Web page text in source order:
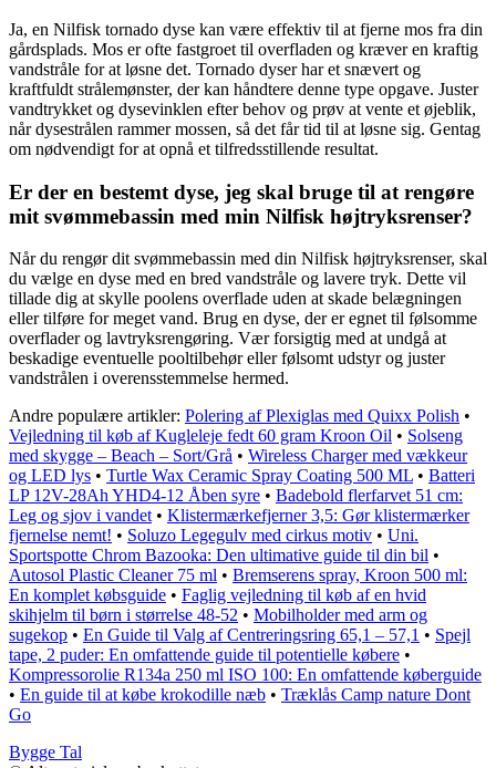
Ja, en Nilfisk tornado dyse kan være effektiv til at fjerne mos fra din
gårdsplads. Mos er ofte fastgroet til overfladen og kræver en kraftig
vandstråle for at løsne det. Tornado dyser har et snævert og
kraftfuldt strålemønster, der kan håndtere denne type opgave. Juster
vandtrykket og dysevinklen efter behov og prøv at vente et øjeblik,
når dysestrålen rammer mossen, så det får tid til at løsne sig. Gentag
om nødvendigt for at opnå et tilfredsstillende resultat.
Er der en bestemt dyse, jeg skal bruge til at rengøre
mit svømmebassin med min Nilfisk højtryksrenser?
Når du rengør dit svømmebassin med din Nilfisk højtryksrenser, skal
du vælge en dyse med en bred vandstråle og lavere tryk. Dette vil
tillade dig at skylle poolens overflade uden at skade belægningen
eller tilføre for meget vand. Brug en dyse, der er egnet til følsomme
overflader og lavtryksrengøring. Vær forsigtig med at undgå at
beskadige eventuelle pooltilbehør eller følsomt udstyr og juster
vandstrålen i overensstemmelse hermed.
Andre populære artikler: Polering af Plexiglas med Quixx Polish •
Vejledning til køb af Kugleleje fedt 60 gram Kroon Oil • Solseng
med skygge – Beach – Sort/Grå • Wireless Charger med vækkeur
og LED lys • Turtle Wax Ceramic Spray Coating 500 ML • Batteri
LP 12V-28Ah YHD4-12 Åben syre • Badebold flerfarvet 51 cm:
Leg og sjov i vandet • Klistermærkefjerner 3,5: Gør klistermærker
fjernelse nemt! • Soluzo Legegulv med cirkus motiv • Uni.
Sportspotte Chrom Bazooka: Den ultimative guide til din bil •
Autosol Plastic Cleaner 75 ml • Bremserens spray, Kroon 500 ml:
En komplet købsguide • Faglig vejledning til køb af en hvid
skihjelm til børn i størrelse 48-52 • Mobilholder med arm og
sugekop • En Guide til Valg af Centreringsring 65,1 – 57,1 • Spejl
tape, 2 puder: En omfattende guide til potentielle købere •
Kompressorolie R134a 250 ml ISO 100: En omfattende køberguide
• En guide til at købe krokodille næb • Træklås Camp nature Dont
Go
Bygge Tal